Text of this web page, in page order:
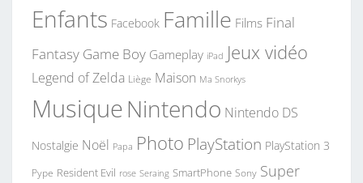
Enfants Facebook Famille Films Final
Fantasy Game Boy Gameplay iPad Jeux vidéo
Legend of Zelda Liège Maison Ma Snorkys
MusiqueNintendo Nintendo DS
Nostalgie Noël Papa Photo PlayStation PlayStation 3
Pype Resident Evil rose Seraing SmartPhone Sony Super